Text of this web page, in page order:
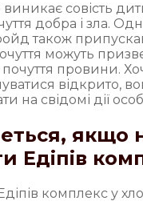
совість
добра і зла.
також
можуть
почуття провини.
відкрито,
на свідомі дії
якщо
Едіпів